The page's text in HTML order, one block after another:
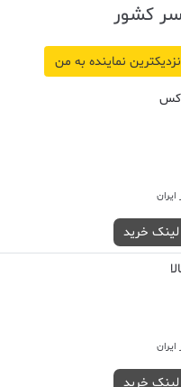
کشور
نزدیکترین نماینده به من
لینک خرید
لینک خرید